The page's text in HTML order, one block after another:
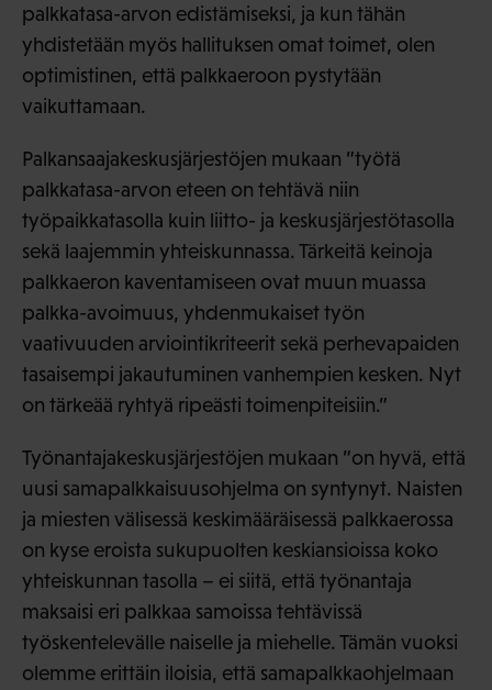
palkkatasa-arvon edistämiseksi, ja kun tähän
yhdistetään myös hallituksen omat toimet, olen
optimistinen, että palkkaeroon pystytään
vaikuttamaan.
Palkansaajakeskusjärjestöjen mukaan ”työtä
palkkatasa-arvon eteen on tehtävä niin
työpaikkatasolla kuin liitto- ja keskusjärjestötasolla
sekä laajemmin yhteiskunnassa. Tärkeitä keinoja
palkkaeron kaventamiseen ovat muun muassa
palkka-avoimuus, yhdenmukaiset työn
vaativuuden arviointikriteerit sekä perhevapaiden
tasaisempi jakautuminen vanhempien kesken. Nyt
on tärkeää ryhtyä ripeästi toimenpiteisiin.”
Työnantajakeskusjärjestöjen mukaan ”on hyvä, että
uusi samapalkkaisuusohjelma on syntynyt. Naisten
ja miesten välisessä keskimääräisessä palkkaerossa
on kyse eroista sukupuolten keskiansioissa koko
yhteiskunnan tasolla – ei siitä, että työnantaja
maksaisi eri palkkaa samoissa tehtävissä
työskentelevälle naiselle ja miehelle. Tämän vuoksi
olemme erittäin iloisia, että samapalkkaohjelmaan